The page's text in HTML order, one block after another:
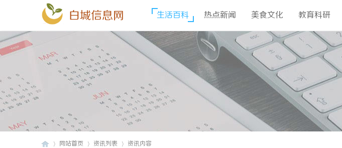
白城信息网 生活百科 热点新闻 美食文化 教育科研
网站首页 资讯列表 资讯内容